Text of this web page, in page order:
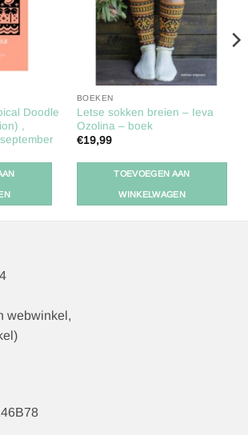
Doodle
,
BOEKEN
Letse sokken breien – Ieva
Ozolina – boek
€19,99
TOEVOEGEN AAN
WINKELWAGEN
webwinkel,